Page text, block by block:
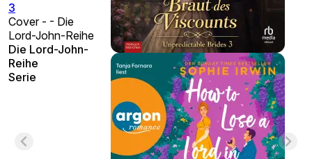
3
Cover - - Die
Lord-John-Reihe
Die Lord-John-
Reihe
Serie